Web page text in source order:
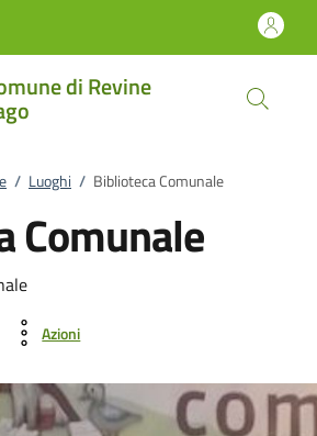
di Revine
/ Luoghi / Biblioteca Comunale
Comunale
Azioni